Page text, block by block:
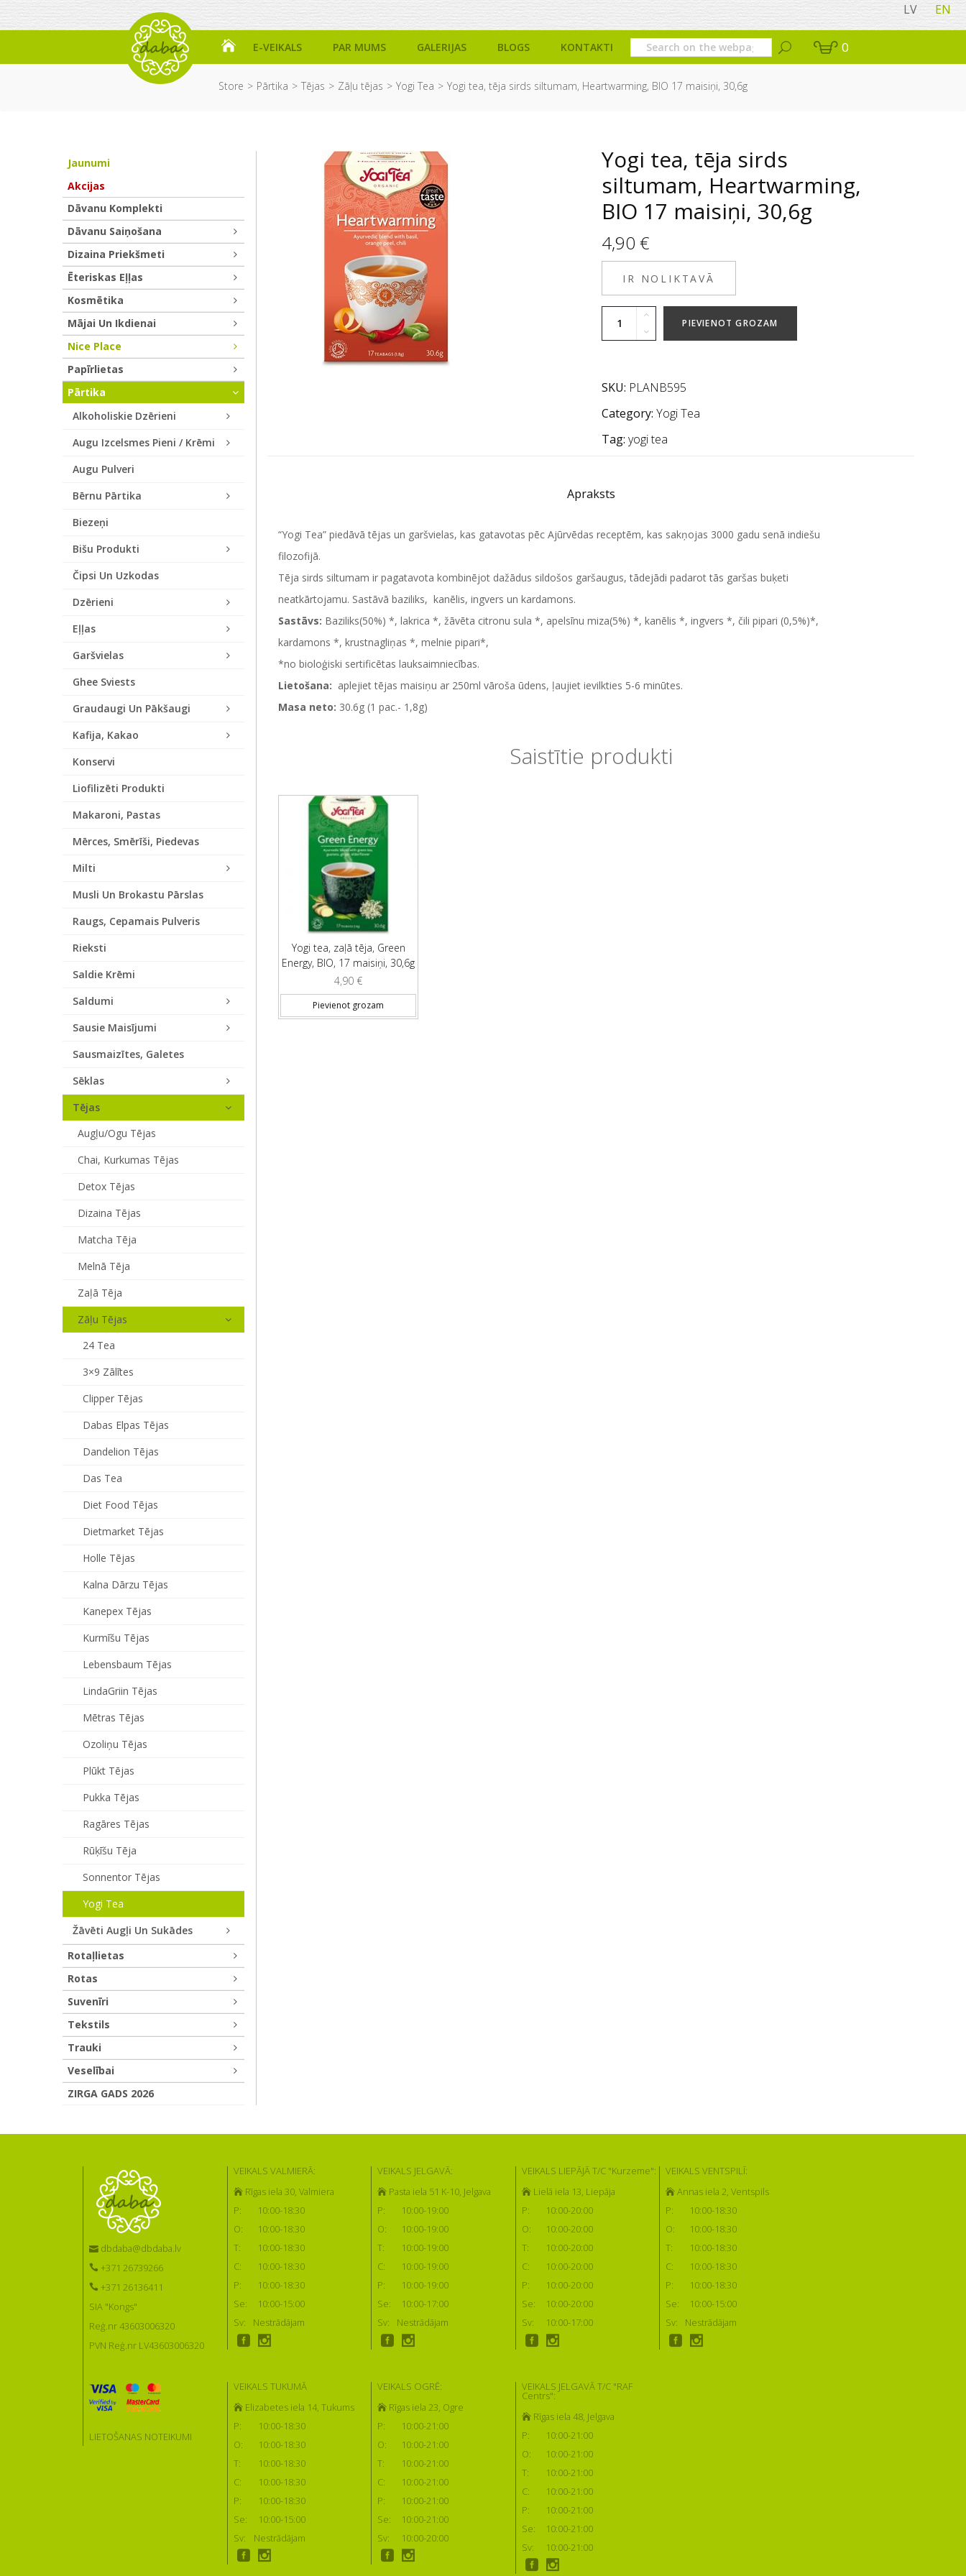
LV EN
E-VEIKALS PAR MUMS GALERIJAS BLOGS KONTAKTI 0
Store Pārtika Tējas Zāļu tējas Yogi Tea Yogi tea, tēja sirds siltumam, Heartwarming, BIO 17 maisiņi, 30,6g
Yogi tea, tēja sirds
siltumam, Heartwarming,
BIO 17 maisiņi, 30,6g
4,90 €
IR NOLIKTAVĀ
PIEVIENOT GROZAM
SKU: PLANB595
Category: Yogi Tea
Tag: yogi tea
Apraksts
“Yogi Tea” piedāvā tējas un garšvielas, kas gatavotas pēc Ajūrvēdas receptēm, kas sakņojas 3000 gadu senā indiešu
filozofijā.
Tēja sirds siltumam ir pagatavota kombinējot dažādus sildošos garšaugus, tādejādi padarot tās garšas buķeti
neatkārtojamu. Sastāvā baziliks, kanēlis, ingvers un kardamons.
Sastāvs: Baziliks(50%) *, lakrica *, žāvēta citronu sula *, apelsīnu miza(5%) *, kanēlis *, ingvers *, čili pipari (0,5%)*,
kardamons *, krustnagliņas *, melnie pipari*,
*no bioloģiski sertificētas lauksaimniecības.
Lietošana: aplejiet tējas maisiņu ar 250ml vāroša ūdens, ļaujiet ievilkties 5-6 minūtes.
Masa neto: 30.6g (1 pac.- 1,8g)
Saistītie produkti
Yogi tea, zaļā tēja, Green
Energy, BIO, 17 maisiņi, 30,6g
4,90 €
Pievienot grozam
Jaunumi
Akcijas
Dāvanu Komplekti
Dāvanu Saiņošana
Dizaina Priekšmeti
Ēteriskas Eļļas
Kosmētika
Mājai Un Ikdienai
Nice Place
Papīrlietas
Pārtika
Alkoholiskie Dzērieni
Augu Izcelsmes Pieni / Krēmi
Augu Pulveri
Bērnu Pārtika
Biezeņi
Bišu Produkti
Čipsi Un Uzkodas
Dzērieni
Eļļas
Garšvielas
Ghee Sviests
Graudaugi Un Pākšaugi
Kafija, Kakao
Konservi
Liofilizēti Produkti
Makaroni, Pastas
Mērces, Smērīši, Piedevas
Milti
Musli Un Brokastu Pārslas
Raugs, Cepamais Pulveris
Rieksti
Saldie Krēmi
Saldumi
Sausie Maisījumi
Sausmaizītes, Galetes
Sēklas
Tējas
Augļu/ogu Tējas
Chai, Kurkumas Tējas
Detox Tējas
Dizaina Tējas
Matcha Tēja
Melnā Tēja
Zaļā Tēja
Zāļu Tējas
24 Tea
3×9 Zālītes
Clipper Tējas
Dabas Elpas Tējas
Dandelion Tējas
Das Tea
Diet Food Tējas
Dietmarket Tējas
Holle Tējas
Kalna Dārzu Tējas
Kanepex Tējas
Kurmīšu Tējas
Lebensbaum Tējas
LindaGriin Tējas
Mētras Tējas
Ozoliņu Tējas
Plūkt Tējas
Pukka Tējas
Ragāres Tējas
Rūķīšu Tēja
Sonnentor Tējas
Yogi Tea
Žāvēti Augļi Un Sukādes
Rotaļlietas
Rotas
Suvenīri
Tekstils
Trauki
Veselībai
ZIRGA GADS 2026
dbdaba@dbdaba.lv
+371 26739266
+371 26136411
SIA "Kongs"
Reģ.nr 43603006320
PVN Reģ.nr LV43603006320
LIETOŠANAS NOTEIKUMI
VEIKALS VALMIERĀ:
Rīgas iela 30, Valmiera
P:
10:00-18:30
O:
10:00-18:30
T:
10:00-18:30
C:
10:00-18:30
P:
10:00-18:30
Se:
10:00-15:00
Sv:
Nestrādājam
VEIKALS JELGAVĀ:
Pasta iela 51 K-10, Jelgava
P:
10:00-19:00
O:
10:00-19:00
T:
10:00-19:00
C:
10:00-19:00
P:
10:00-19:00
Se:
10:00-17:00
Sv:
Nestrādājam
VEIKALS LIEPĀJĀ T/C "Kurzeme":
Lielā iela 13, Liepāja
P:
10:00-20:00
O:
10:00-20:00
T:
10:00-20:00
C:
10:00-20:00
P:
10:00-20:00
Se:
10:00-20:00
Sv:
10:00-17:00
VEIKALS VENTSPILĪ:
Annas iela 2, Ventspils
P:
10:00-18:30
O:
10:00-18:30
T:
10:00-18:30
C:
10:00-18:30
P:
10:00-18:30
Se:
10:00-15:00
Sv:
Nestrādājam
VEIKALS TUKUMĀ
Elizabetes iela 14, Tukums
P:
10:00-18:30
O:
10:00-18:30
T:
10:00-18:30
C:
10:00-18:30
P:
10:00-18:30
Se:
10:00-15:00
Sv:
Nestrādājam
VEIKALS OGRĒ:
Rīgas iela 23, Ogre
P:
10:00-21:00
O:
10:00-21:00
T:
10:00-21:00
C:
10:00-21:00
P:
10:00-21:00
Se:
10:00-21:00
Sv:
10:00-20:00
VEIKALS JELGAVĀ T/C "RAF
Centrs":
Rīgas iela 48, Jelgava
P:
10:00-21:00
O:
10:00-21:00
T:
10:00-21:00
C:
10:00-21:00
P:
10:00-21:00
Se:
10:00-21:00
Sv:
10:00-21:00